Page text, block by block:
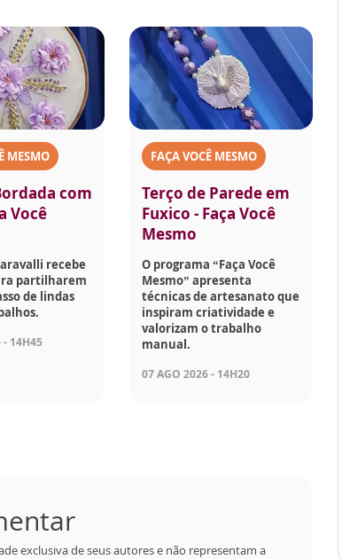
MESMO
com
Você
recebe
partilharem
de lindas
- 14H45
FAÇA VOCÊ MESMO
Terço de Parede em
Fuxico - Faça Você
Mesmo
O programa “Faça Você
Mesmo” apresenta
técnicas de artesanato que
inspiram criatividade e
valorizam o trabalho
manual.
07 AGO 2026 - 14H20
exclusiva de seus autores e não representam a